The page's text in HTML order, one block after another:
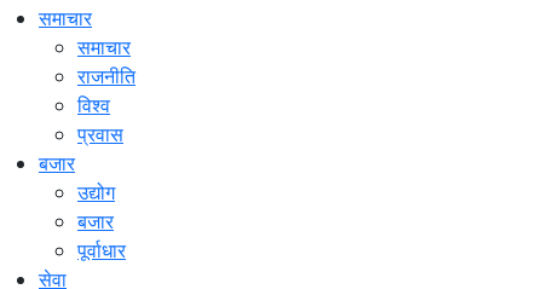
समाचार
समाचार
राजनीति
विश्व
प्रवास
बजार
उद्योग
बजार
पूर्वाधार
सेवा